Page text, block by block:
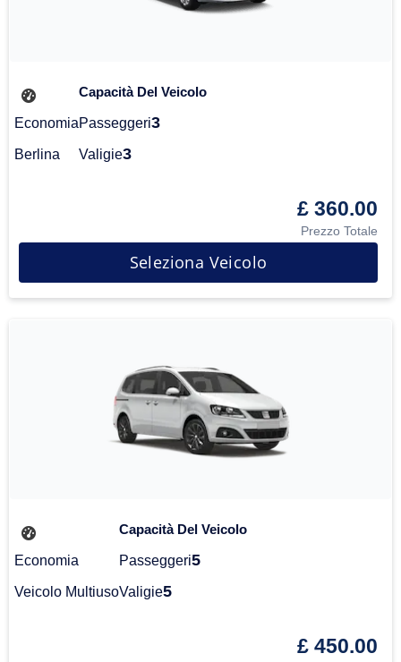
Economia
Berlina
Capacità Del Veicolo
Passeggeri3
Valigie3
£ 360.00
Prezzo Totale
Seleziona Veicolo
Economia
Veicolo Multiuso
Capacità Del Veicolo
Passeggeri5
Valigie5
£ 450.00